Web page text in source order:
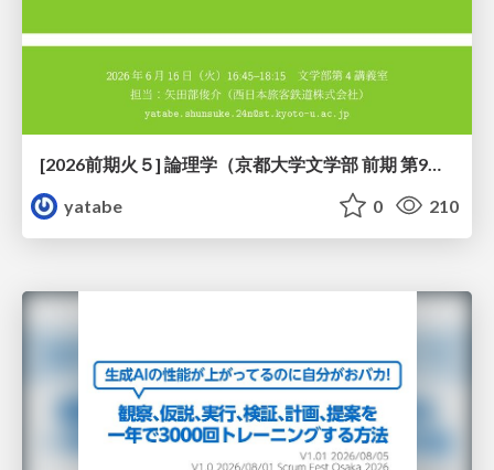
yatabe
0 210